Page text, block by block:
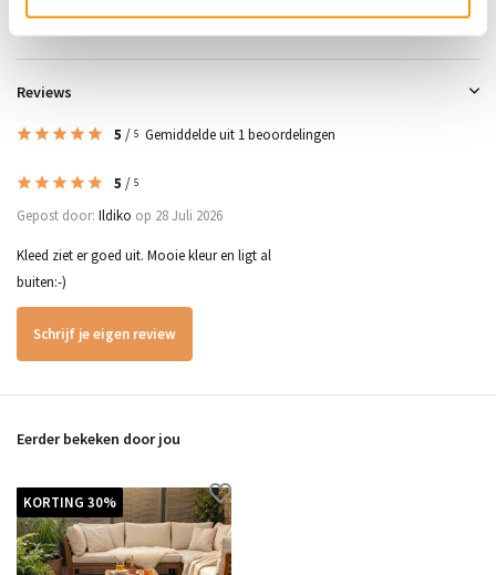
Reviews
5 / 5 Gemiddelde uit 1 beoordelingen
5 / 5
Gepost door: Ildiko op 28 Juli 2026
Kleed ziet er goed uit. Mooie kleur en ligt al
buiten:-)
Schrijf je eigen review
Eerder bekeken door jou
KORTING 30%